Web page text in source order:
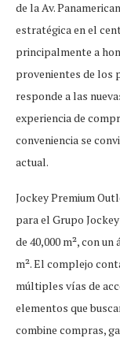
de la Av.
estratégica en el
principalmente a
provenientes de los
responde a las
experiencia de
conveniencia se
actual.
Jockey Premium
para el Grupo
de 40,000 m², con
m². El complejo
múltiples vías de
elementos que
combine compras,